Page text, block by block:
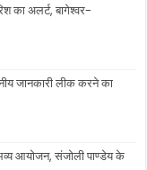
का अलर्ट, बागेश्वर-
जानकारी लीक करने का
आयोजन, संजोली पाण्डेय के